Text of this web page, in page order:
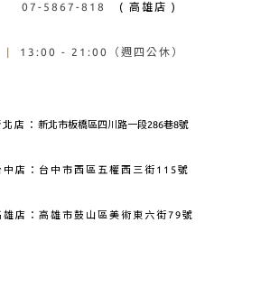
818 ( 高雄店 )
| 13:00 - 21:00（週四公休）
店： 新北市板橋區四川路一段286巷8號
台中市西區五權西三街115號
高雄市鼓山區美術東六街79號